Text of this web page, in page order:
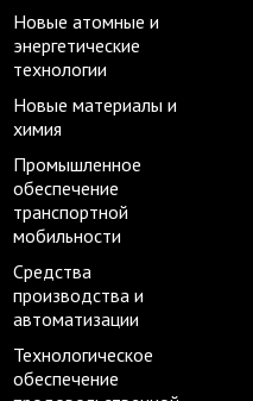
Новые атомные и
энергетические
технологии
Новые материалы и
химия
Промышленное
обеспечение
транспортной
мобильности
Средства
производства и
автоматизации
Технологическое
обеспечение